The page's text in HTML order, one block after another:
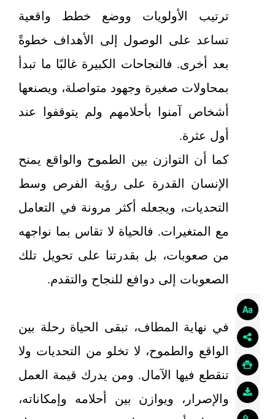
ترتيب الأولويات ووضع خطط واقعية
تساعد على الوصول إلى الأهداف خطوةً
بعد أخرى. فالنجاحات الكبيرة غالبًا ما تبدأ
بمحاولات صغيرة وجهود متواصلة، ويصنعها
أشخاص آمنوا بأحلامهم ولم يتوقفوا عند
أول عثرة.
كما أن التوازن بين الطموح والواقع يمنح
الإنسان القدرة على رؤية الفرص وسط
التحديات، ويجعله أكثر مرونة في التعامل
مع المتغيرات. فالحياة لا تقاس بما نواجهه
من صعوبات، بل بقدرتنا على تحويل تلك
الصعوبات إلى دوافع للنجاح والتقدم.
في نهاية المطاف، تبقى الحياة رحلة بين
الواقع والطموح، لا تخلو من التحديات ولا
تنقطع فيها الآمال. ومن يدرك قيمة العمل
والإصرار، ويوازن بين أحلامه وإمكاناته،